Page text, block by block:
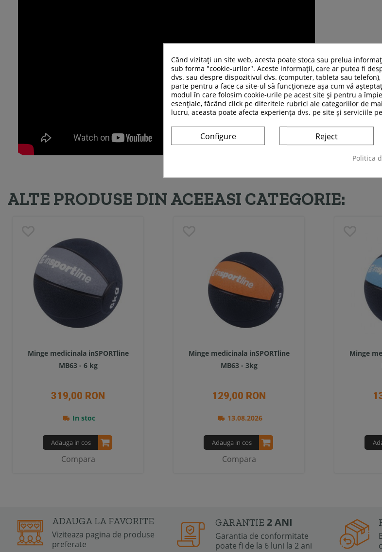
ALTE PRODUSE DIN ACEEASI CATEGORIE:
Minge medicinala inSPORTline
MB63 - 6 kg
319,00 RON
In stoc
Adauga in cos
Compara
Minge medicinala inSPORTline
MB63 - 3kg
129,00 RON
13.08.2026
Adauga in cos
Compara
Minge
ADAUGA LA FAVORITE
Viziteaza pagina de produse
preferate
GARANTIE 2 ANI
Garantia de conformitate
poate fi de la 6 luni la 2 ani
Când vizitați un site web, acesta poate stoca sau prelua
sub forma "cookie-urilor". Aceste informații, care ar putea fi
dvs. sau despre dispozitivul dvs. (computer, tableta sau
parte pentru a face ca site-ul să funcționeze așa cum vă
modul în care folosim cookie-urile pe acest site și pentru a
esențiale, făcând click pe diferitele rubrici ale categoriilor de
lucru, aceasta poate afecta experiența dvs. pe site și serviciile
Configure Reject
Politica